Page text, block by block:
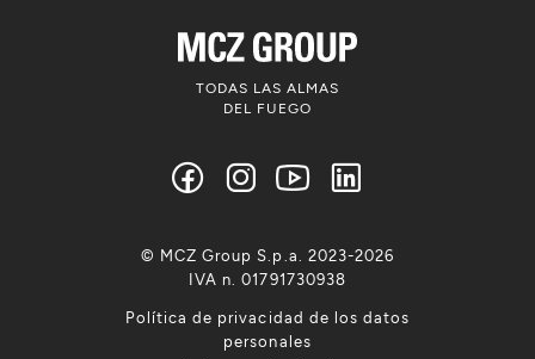
TODAS LAS ALMAS
DEL FUEGO
Política de privacidad de los datos
personales
© MCZ Group S.p.a. 2023-2026
IVA n. 01791730938